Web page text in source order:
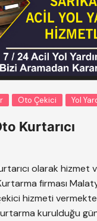
Oto Çekici Yol
Kurtarıcı
olarak hizmet
firması
hizmeti
kurulduğu